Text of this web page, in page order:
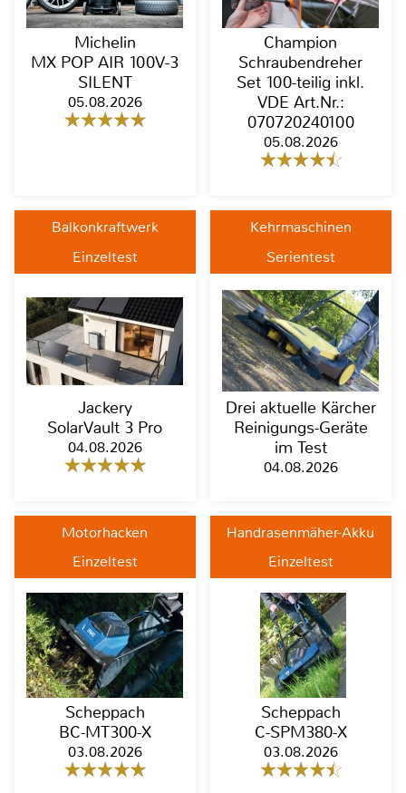
Michelin
MX POP AIR 100V-3
SILENT
05.08.2026
Champion
Schraubendreher
Set 100-teilig inkl.
VDE Art.Nr.:
070720240100
05.08.2026
Balkonkraftwerk
Einzeltest
Jackery
SolarVault 3 Pro
04.08.2026
Kehrmaschinen
Serientest
Drei aktuelle Kärcher
Reinigungs-Geräte
im Test
04.08.2026
Motorhacken
Einzeltest
Scheppach
BC-MT300-X
03.08.2026
Handrasenmäher-Akku
Einzeltest
Scheppach
C-SPM380-X
03.08.2026